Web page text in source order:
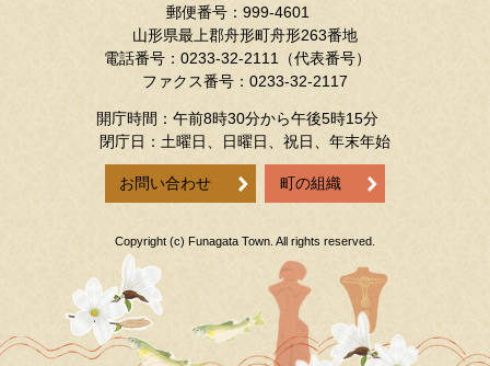
郵便番号：999-4601
山形県最上郡舟形町舟形263番地
電話番号：0233-32-2111（代表番号）
ファクス番号：0233-32-2117
開庁時間：午前8時30分から午後5時15分
閉庁日：土曜日、日曜日、祝日、年末年始
お問い合わせ 町の組織
Copyright (c) Funagata Town. All rights reserved.